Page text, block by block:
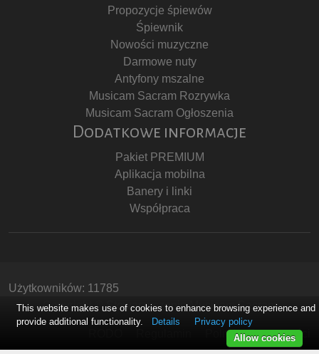
Propozycje śpiewów
Śpiewnik
Nowości muzyczne
Darmowe nuty
Antyfony mszalne
Musicam Sacram Rozrywka
Musicam Sacram Ogłoszenia
Dodatkowe informacje
Pakiet PREMIUM
Aplikacja mobilna
Banery i linki
Współpraca
Użytkowników: 11785
Copyright © Stowarzyszenie Musicam Sacram
Polityka Prywatności
This website makes use of cookies to enhance browsing experience and
provide additional functionality.
Details
Privacy policy
Allow cookies